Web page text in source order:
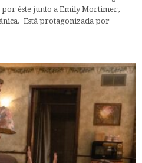
éste junto a Emily Mortimer,
Está protagonizada por